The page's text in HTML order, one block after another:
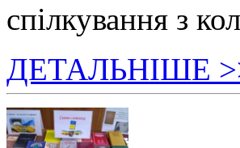
спілкування з
ДЕТАЛЬНІШЕ